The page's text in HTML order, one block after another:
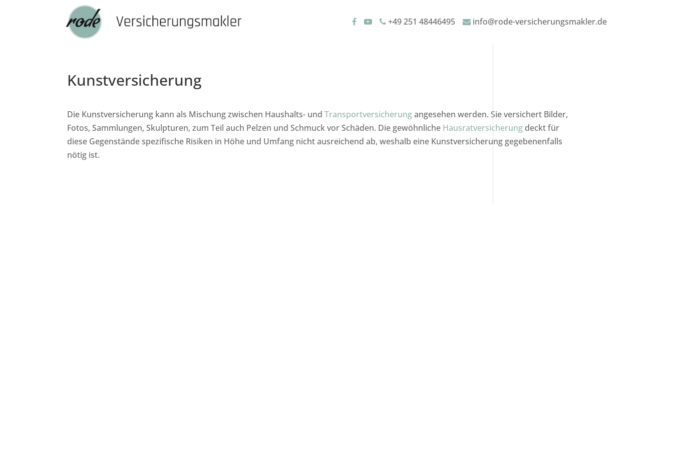
+49 251 48446495 info@rode-versicherungsmakler.de
Kunstversicherung
Die Kunstversicherung kann als Mischung zwischen Haushalts- undTransportversicherungangesehen werden. Sie versichert Bilder,
Fotos, Sammlungen, Skulpturen, zum Teil auch Pelzen und Schmuck vor Schäden. Die gewöhnliche Hausratversicherung deckt für
diese Gegenstände spezifische Risiken in Höhe und Umfang nicht ausreichend ab, weshalb eine Kunstversicherung gegebenenfalls
nötig ist.